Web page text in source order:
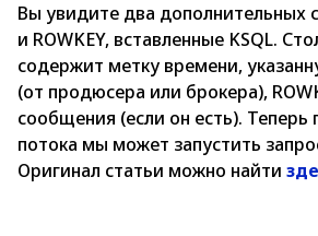
Вы увидите два дополнительных
и RОWKEY, вставленные KSQL.
содержит метку времени,
(от продюсера или брокера),
сообщения (если он есть). Теперь
потока мы может запустить
Оригинал статьи можно найти